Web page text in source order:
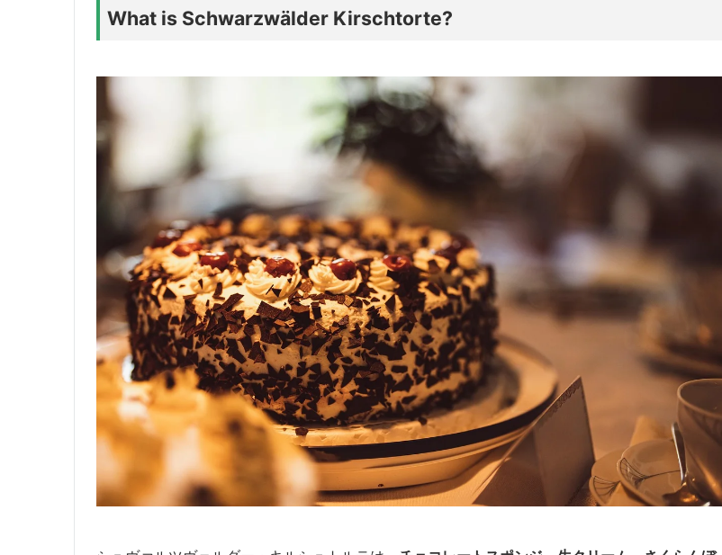
What is Schwarzwälder Kirschtorte?